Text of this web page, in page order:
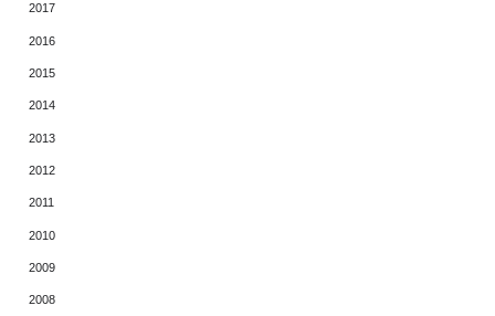
2017
2016
2015
2014
2013
2012
2011
2010
2009
2008